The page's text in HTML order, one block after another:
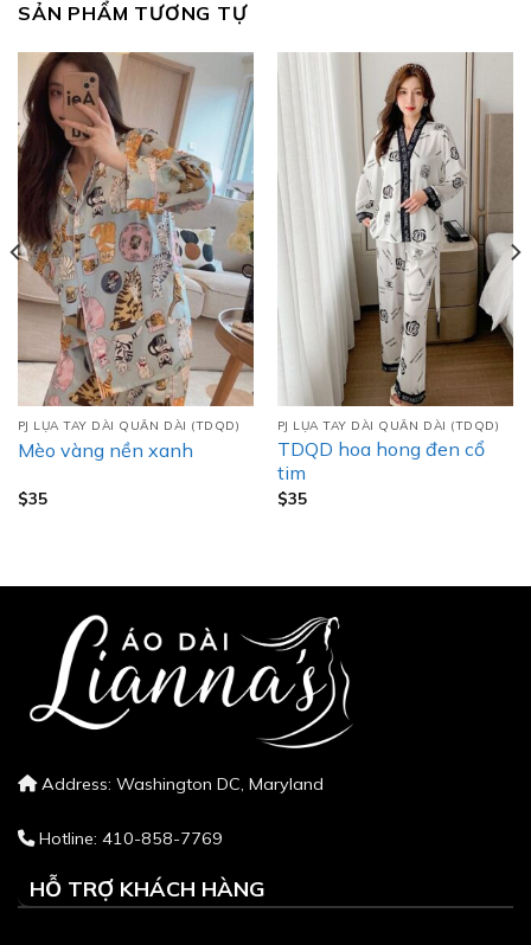
SẢN PHẨM TƯƠNG TỰ
PJ LỤA TAY DÀI QUẦN DÀI (TDQD)
Mèo vàng nền xanh
$35
PJ LỤA TAY DÀI QUẦN DÀI (TDQD)
TDQD hoa hong đen cổ
tim
$35
Address: Washington DC, Maryland
Hotline: 410-858-7769
HỖ TRỢ KHÁCH HÀNG